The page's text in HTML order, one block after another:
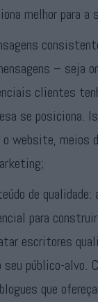
melhor para a
– seja
clientes
se
website, meios
de
para
escritores
seu público-
que